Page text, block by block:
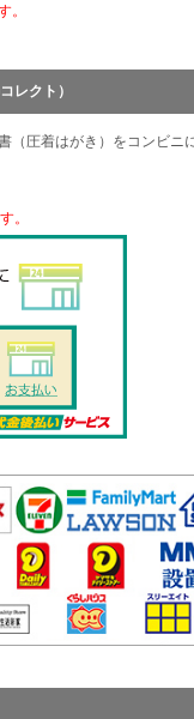
。
レクト）
（圧着はがき）をコンビニ
。